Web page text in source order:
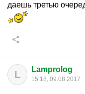
даешь третью
L Lamprolog
15:18, 09.08.2017